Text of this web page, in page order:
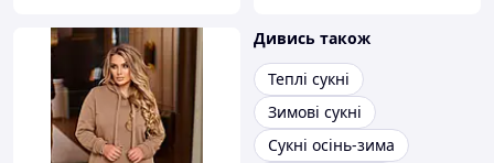
Дивись також
Теплі сукні
Зимові сукні
Сукні осінь-зима